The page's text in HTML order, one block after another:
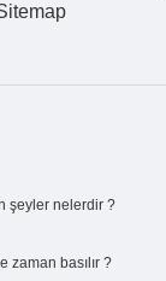
şeyler nelerdir ?
zaman basılır ?